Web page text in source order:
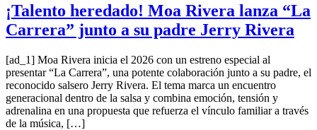
¡Talento heredado! Moa Rivera lanza “La
Carrera” junto a su padre Jerry Rivera
[ad_1] Moa Rivera inicia el 2026 con un estreno especial al
presentar “La Carrera”, una potente colaboración junto a su padre, el
reconocido salsero Jerry Rivera. El tema marca un encuentro
generacional dentro de la salsa y combina emoción, tensión y
adrenalina en una propuesta que refuerza el vínculo familiar a través
de la música, […]